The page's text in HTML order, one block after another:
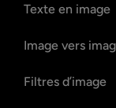
Texte en image
Image vers
Filtres d’image